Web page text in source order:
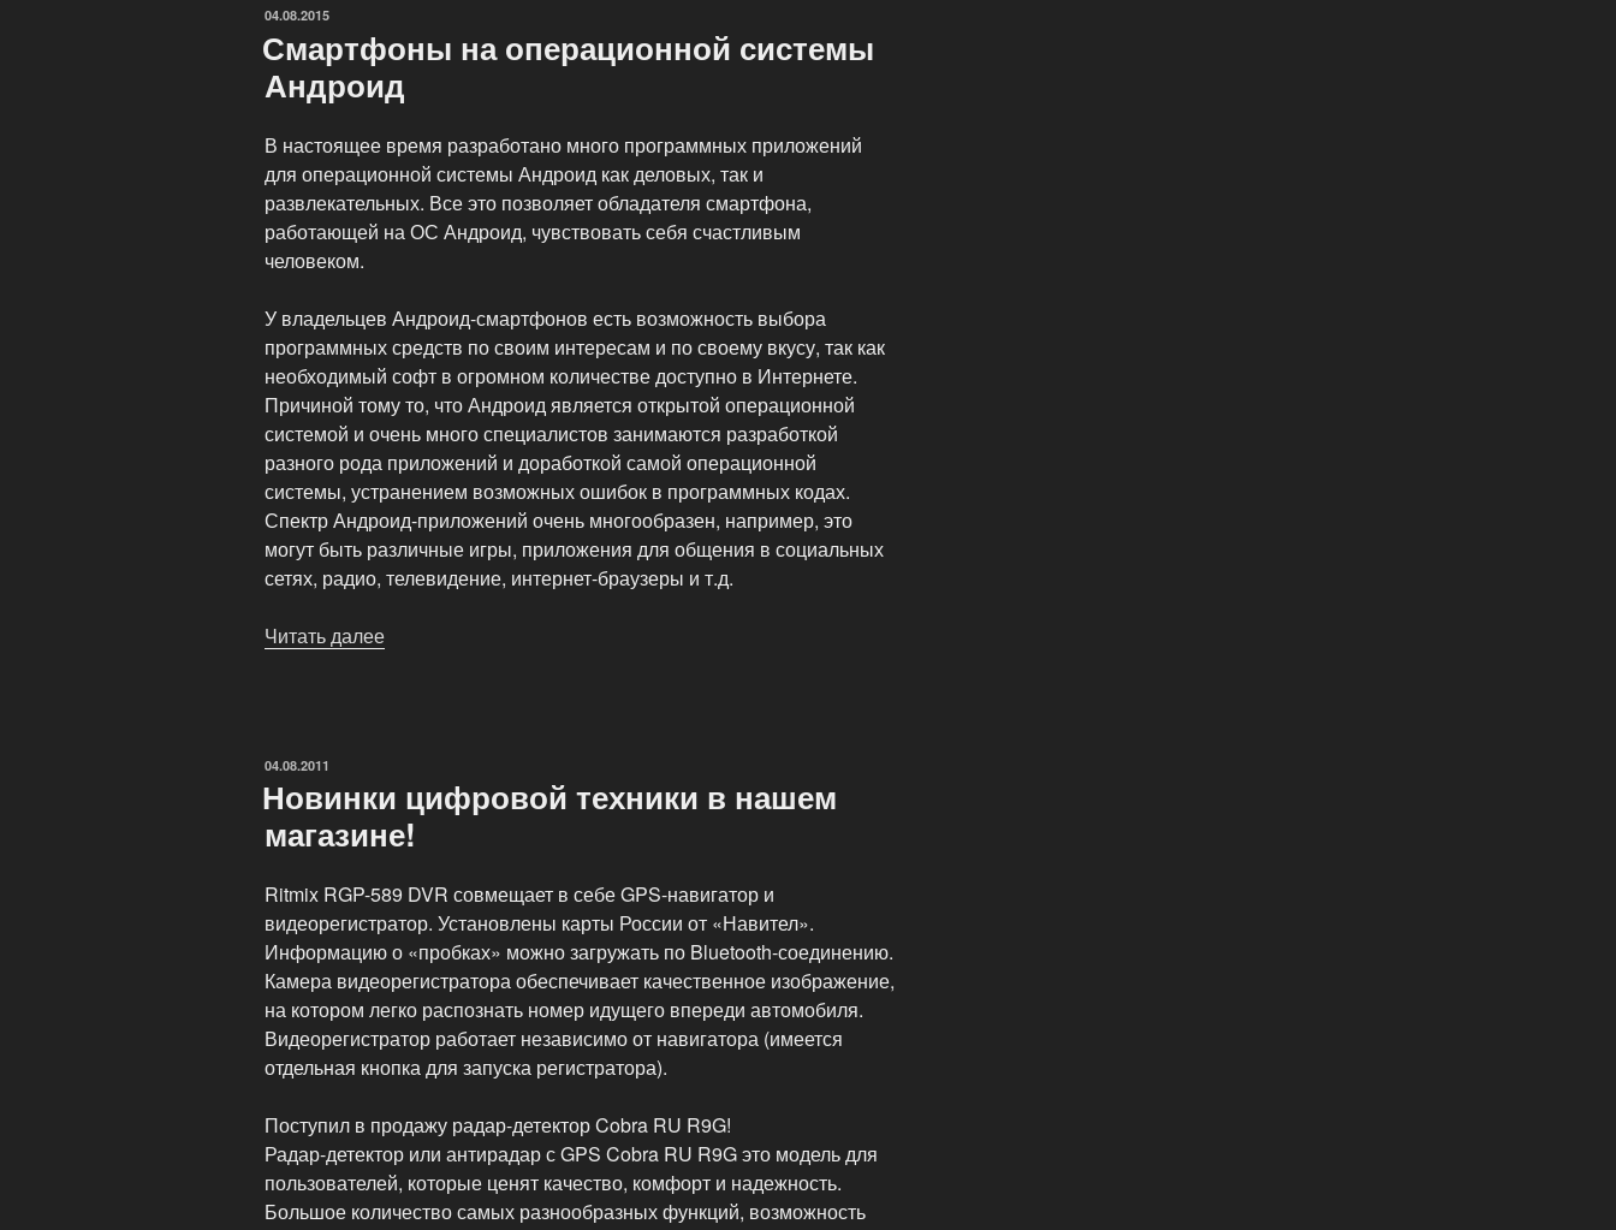
ОПУБЛИКОВАНО
04.08.2015
Смартфоны на операционной системы
Андроид
В настоящее время разработано много программных приложений
для операционной системы Андроид как деловых, так и
развлекательных. Все это позволяет обладателя смартфона,
работающей на ОС Андроид, чувствовать себя счастливым
человеком.
У владельцев Андроид-смартфонов есть возможность выбора
программных средств по своим интересам и по своему вкусу, так как
необходимый софт в огромном количестве доступно в Интернете.
Причиной тому то, что Андроид является открытой операционной
системой и очень много специалистов занимаются разработкой
разного рода приложений и доработкой самой операционной
системы, устранением возможных ошибок в программных кодах.
Спектр Андроид-приложений очень многообразен, например, это
могут быть различные игры, приложения для общения в социальных
сетях, радио, телевидение, интернет-браузеры и т.д.
Читать далее
ОПУБЛИКОВАНО
04.08.2011
Новинки цифровой техники в нашем
магазине!
Ritmix RGP-589 DVR совмещает в себе GPS-навигатор и
видеорегистратор. Установлены карты России от «Навител».
Информацию о «пробках» можно загружать по Bluetooth-соединению.
Камера видеорегистратора обеспечивает качественное изображение,
на котором легко распознать номер идущего впереди автомобиля.
Видеорегистратор работает независимо от навигатора (имеется
отдельная кнопка для запуска регистратора).
Поступил в продажу радар-детектор Cobra RU R9G!
Радар-детектор или антирадар с GPS Cobra RU R9G это модель для
пользователей, которые ценят качество, комфорт и надежность.
Большое количество самых разнообразных функций, возможность